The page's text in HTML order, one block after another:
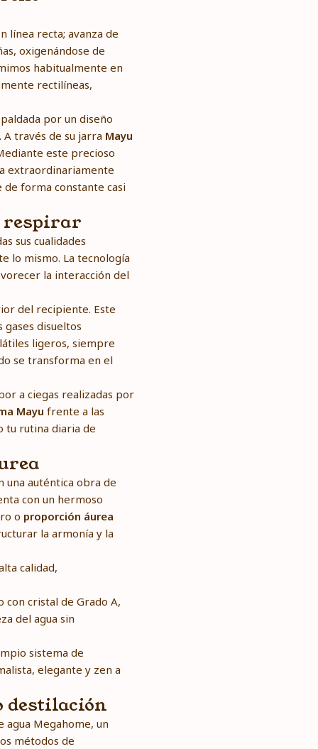
línea recta; avanza de
oxigenándose de
habitualmente en
rectilíneas,
por un diseño
través de su jarra Mayu
este precioso
extraordinariamente
forma constante casi
respirar
sus cualidades
lo mismo. La tecnología
la interacción del
del recipiente. Este
disueltos
ligeros, siempre
se transforma en el
a ciegas realizadas por
Mayu frente a las
tu rutina diaria de
una auténtica obra de
con un hermoso
o proporción áurea
la armonía y la
calidad,
cristal de Grado A,
del agua sin
sistema de
elegante y zen a
destilación
agua Megahome, un
métodos de